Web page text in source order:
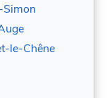
Simon
le-Chêne